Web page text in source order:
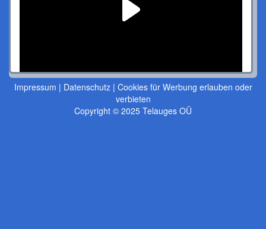
Impressum | Datenschutz| Cookies für Werbung erlauben oder
verbieten
Copyright © 2025 Telauges OÜ